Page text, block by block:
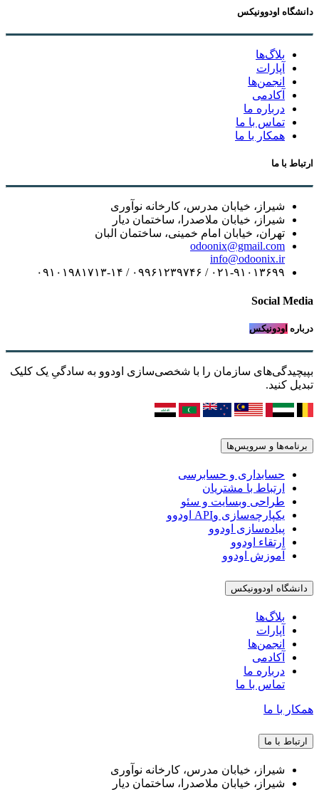
دانشگاه اودوونیکس
بلاگ‌ها
آپارات
انجمن‌ها
آکادمی
درباره ما
تماس با ما
همکار با ما
ارتباط با ما
شیراز، خیابان مدرس، کارخانه نوآوری
شیراز، خیابان ملاصدرا، ساختمان دیار
تهران، خیابان امام خمینی، ساختمان البان
odoonix@gmail.com
info@odoonix.ir
۰۲۱-۹۱۰۱۳۶۹۹ / ۰۹۹۶۱۲۳۹۷۴۶ / ۰۹۱۰۱۹۸۱۷۱۳-۱۴
Social Media
درباره اودونیکس
بپیچیدگی‌های سازمان را با شخصی‌سازی اودوو به سادگیِ یک کلیک
تبدیل کنید.
برنامه‌ها و سرویس‌ها
حسابداری و حسابرسی
ارتباط با مشتریان
طراحی وبسایت و سئو
یکپارچه‌سازی وAPI اودوو
پیاده‌سازی اودوو
ارتقاء اودوو
آموزش اودوو
دانشگاه اودوونیکس
بلاگ‌ها
آپارات
انجمن‌ها
آکادمی
درباره ما
تماس با ما
همکار با ما
ارتباط با ما
شیراز، خیابان مدرس، کارخانه نوآوری
شیراز، خیابان ملاصدرا، ساختمان دیار